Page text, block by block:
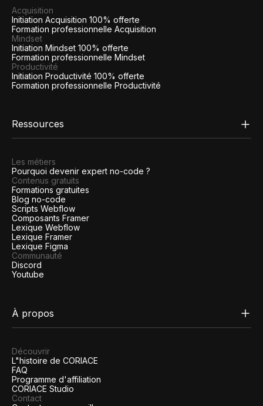
Acquisition
Initiation Acquisition 100% offerte
Formation professionnelle Acquisition
Mindset
Initiation Mindset 100% offerte
Formation professionnelle Mindset
Productivité
Initiation Productivité 100% offerte
Formation professionnelle Productivité
Ressources
Les métiers
Pourquoi devenir expert no-code ?
Contenus gratuits
Formations gratuites
Blog no-code
Scripts Webflow
Composants Framer
Lexique Webflow
Lexique Framer
Lexique Figma
Communauté
Discord
Youtube
À propos
Découvrir
L"histoire de CORIACE
FAQ
Programme d'affiliation
CORIACE Studio
Contact